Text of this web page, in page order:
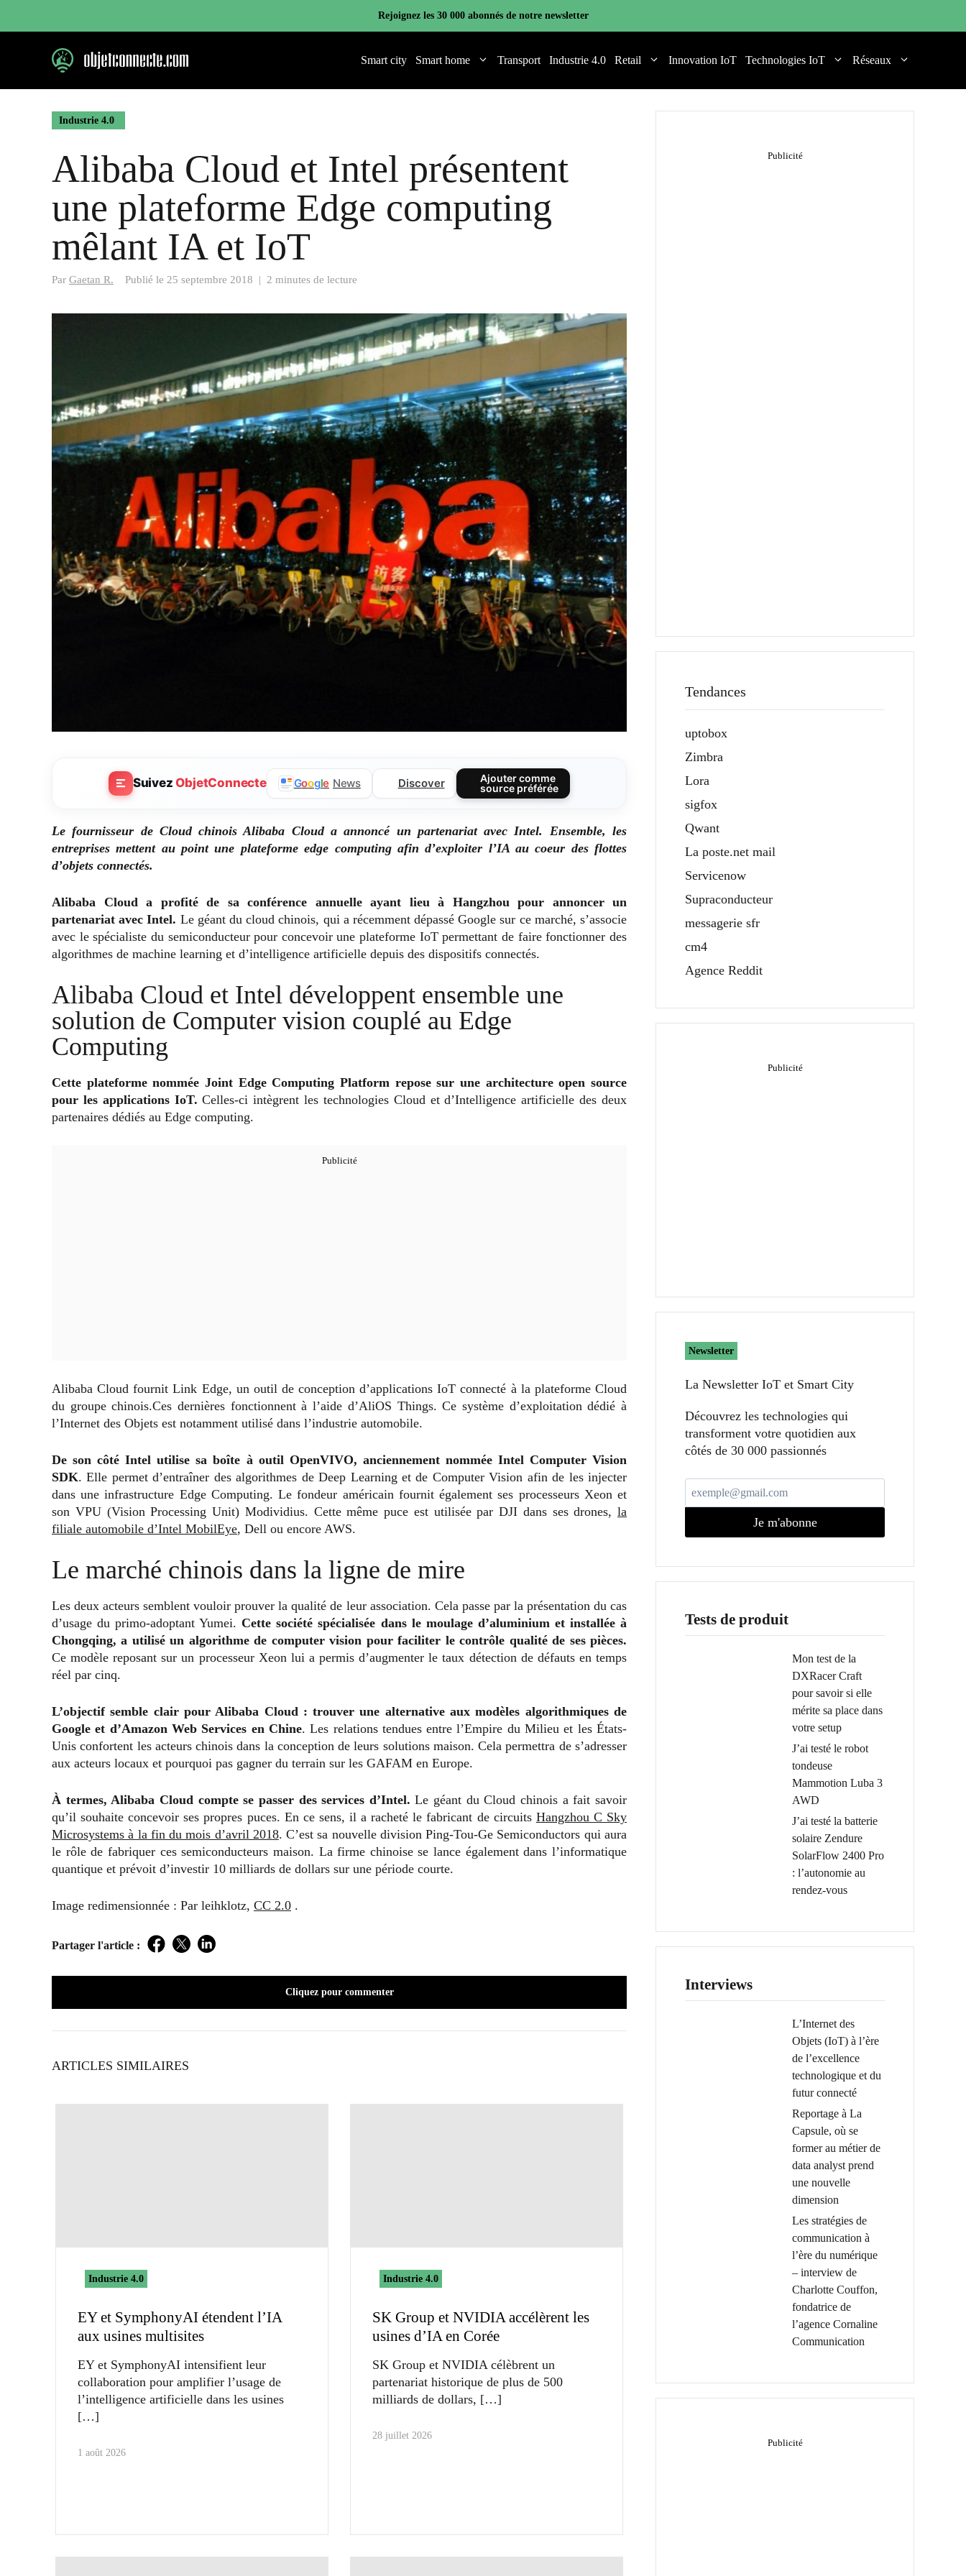
Rejoignez les 30 000 abonnés de notre newsletter
Smart city Smart home Transport Industrie 4.0 Retail Innovation IoT Technologies IoT Réseaux
Industrie 4.0
Alibaba Cloud et Intel présentent
une plateforme Edge computing
mêlant IA et IoT
Par Gaetan R. Publié le 25 septembre 2018 | 2 minutes de lecture
SuivezObjetConnecte Google News Discover
Ajouter comme
source préférée
Le fournisseur de Cloud chinois Alibaba Cloud a annoncé un partenariat avec Intel. Ensemble, les
entreprises mettent au point une plateforme edge computing afin d’exploiter l’IA au coeur des flottes
d’objets connectés.
Alibaba Cloud a profité de sa conférence annuelle ayant lieu à Hangzhou pour annoncer un
partenariat avec Intel. Le géant du cloud chinois, qui a récemment dépassé Google sur ce marché, s’associe
avec le spécialiste du semiconducteur pour concevoir une plateforme IoT permettant de faire fonctionner des
algorithmes de machine learning et d’intelligence artificielle depuis des dispositifs connectés.
Alibaba Cloud et Intel développent ensemble une
solution de Computer vision couplé au Edge
Computing
Cette plateforme nommée Joint Edge Computing Platform repose sur une architecture open source
pour les applications IoT. Celles-ci intègrent les technologies Cloud et d’Intelligence artificielle des deux
partenaires dédiés au Edge computing.
Alibaba Cloud fournit Link Edge, un outil de conception d’applications IoT connecté à la plateforme Cloud
du groupe chinois.Ces dernières fonctionnent à l’aide d’AliOS Things. Ce système d’exploitation dédié à
l’Internet des Objets est notamment utilisé dans l’industrie automobile.
De son côté Intel utilise sa boîte à outil OpenVIVO, anciennement nommée Intel Computer Vision
SDK. Elle permet d’entraîner des algorithmes de Deep Learning et de Computer Vision afin de les injecter
dans une infrastructure Edge Computing. Le fondeur américain fournit également ses processeurs Xeon et
son VPU (Vision Processing Unit) Modividius. Cette même puce est utilisée par DJI dans ses drones, la
filiale automobile d’Intel MobilEye, Dell ou encore AWS.
Le marché chinois dans la ligne de mire
Les deux acteurs semblent vouloir prouver la qualité de leur association. Cela passe par la présentation du cas
d’usage du primo-adoptant Yumei. Cette société spécialisée dans le moulage d’aluminium et installée à
Chongqing, a utilisé un algorithme de computer vision pour faciliter le contrôle qualité de ses pièces.
Ce modèle reposant sur un processeur Xeon lui a permis d’augmenter le taux détection de défauts en temps
réel par cinq.
L’objectif semble clair pour Alibaba Cloud : trouver une alternative aux modèles algorithmiques de
Google et d’Amazon Web Services en Chine. Les relations tendues entre l’Empire du Milieu et les États-
Unis confortent les acteurs chinois dans la conception de leurs solutions maison. Cela permettra de s’adresser
aux acteurs locaux et pourquoi pas gagner du terrain sur les GAFAM en Europe.
À termes, Alibaba Cloud compte se passer des services d’Intel. Le géant du Cloud chinois a fait savoir
qu’il souhaite concevoir ses propres puces. En ce sens, il a racheté le fabricant de circuits Hangzhou C Sky
Microsystems à la fin du mois d’avril 2018. C’est sa nouvelle division Ping-Tou-Ge Semiconductors qui aura
le rôle de fabriquer ces semiconducteurs maison. La firme chinoise se lance également dans l’informatique
quantique et prévoit d’investir 10 milliards de dollars sur une période courte.
Image redimensionnée : Par leihklotz, CC 2.0 .
Partager l'article : Facebook
TwitterLinkedIn
Cliquez pour commenter
ARTICLES SIMILAIRES
Industrie 4.0
EY et SymphonyAI étendent l’IA
aux usines multisites
EY et SymphonyAI intensifient leur
collaboration pour amplifier l’usage de
l’intelligence artificielle dans les usines
1 août 2026
Industrie 4.0
SK Group et NVIDIA accélèrent les
usines d’IA en Corée
SK Group et NVIDIA célèbrent un
partenariat historique de plus de 500
milliards de dollars,
28 juillet 2026
Tendances
uptobox
Zimbra
Lora
sigfox
Qwant
La poste.net mail
Servicenow
Supraconducteur
messagerie sfr
cm4
Agence Reddit
Newsletter
La Newsletter IoT et Smart City​
Découvrez les technologies qui
transforment votre quotidien aux
côtés de 30 000 passionnés
Je m'abonne
Tests de produit
Mon test de la
DXRacer Craft
pour savoir si elle
mérite sa place dans
votre setup
J’ai testé le robot
tondeuse
Mammotion Luba 3
AWD
J’ai testé la batterie
solaire Zendure
SolarFlow 2400 Pro
: l’autonomie au
rendez-vous
Interviews
L’Internet des
Objets (IoT) à l’ère
de l’excellence
technologique et du
futur connecté
Reportage à La
Capsule, où se
former au métier de
data analyst prend
une nouvelle
dimension
Les stratégies de
communication à
l’ère du numérique
– interview de
Charlotte Couffon,
fondatrice de
l’agence Cornaline
Communication